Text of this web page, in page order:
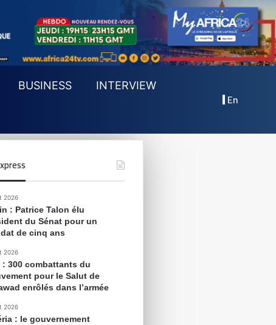
BUSINESS INTERVIEW
En
2026
: Patrice Talon élu
du Sénat pour un
de cinq ans
2026
: 300 combattants du
pour le Salut de
enrôlés dans l’armée
2026
: le gouvernement